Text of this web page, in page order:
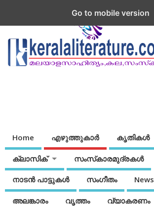
Home എഴുത്തുകാര്‍ കൃതികൾ
ക്ലാസിക് സംസ്‌കാരമുദ്രകള്‍
നാടന്‍ പാട്ടുകള്‍ സംഗീതം News
അലങ്കാരം വൃത്തം വ്യാകരണം
Go to mobile version